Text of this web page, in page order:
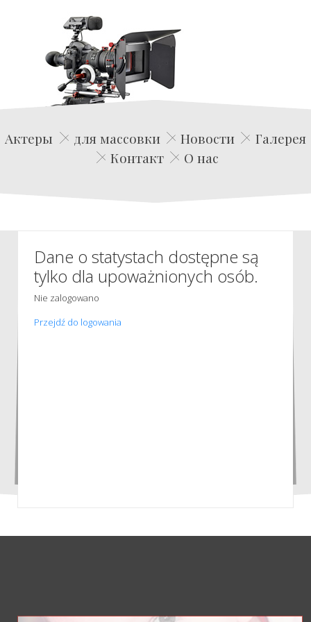
Edwin Film Agencja Aktorska
Актеры для массовки Новости
Галерея
Контакт
О нас
Dane o statystach dostępne są
tylko dla upoważnionych osób.
Nie zalogowano
Przejdź do logowania